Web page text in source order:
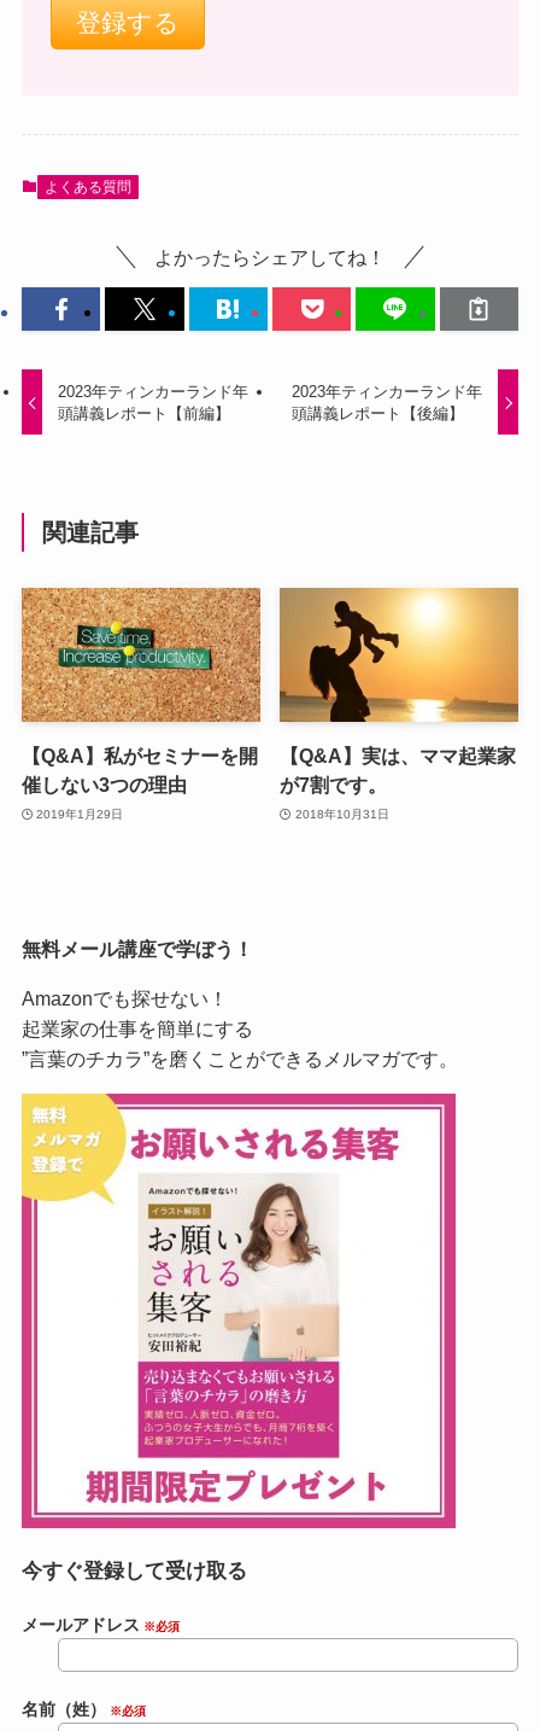
よくある質問
よかったらシェアしてね！
2023年ティンカーランド年
頭講義レポート【前編】
2023年ティンカーランド年
頭講義レポート【後編】
関連記事
【Q&A】私がセミナーを開
催しない3つの理由
2019年1月29日
【Q&A】実は、ママ起業家
が7割です。
2018年10月31日
無料メール講座で学ぼう！
Amazonでも探せない！
起業家の仕事を簡単にする
”言葉のチカラ”を磨くことができるメルマガです。
今すぐ登録して受け取る
メールアドレス ※必須
名前（姓） ※必須